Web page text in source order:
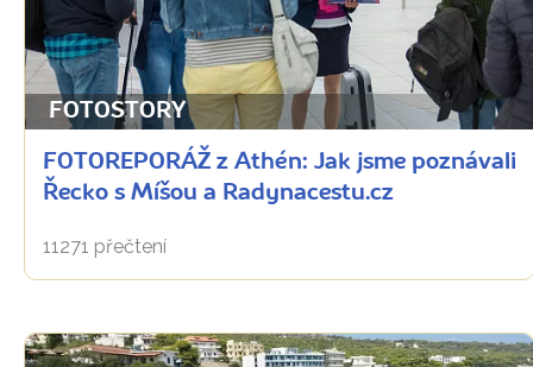
FOTOSTORY
FOTOREPORÁŽ z Athén: Jak jsme poznávali
Řecko s Míšou a Radynacestu.cz
11271 přečtení